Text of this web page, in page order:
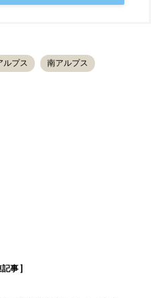
ルプス 南アルプス
事 ]